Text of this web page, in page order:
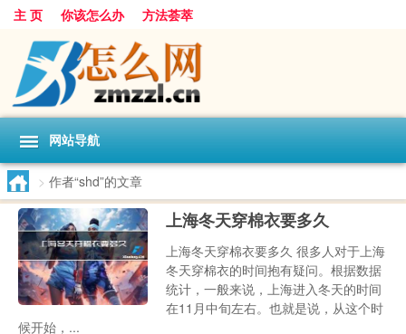
主 页 你该怎么办 方法荟萃
网站导航
> 作者“shd”的文章
上海冬天穿棉衣要多久
上海冬天穿棉衣要多久 很多人对于上海
冬天穿棉衣的时间抱有疑问。根据数据
统计，一般来说，上海进入冬天的时间
在11月中旬左右。也就是说，从这个时
候开始，...